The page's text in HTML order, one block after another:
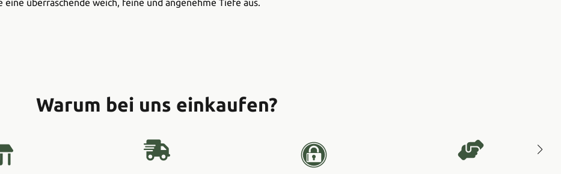
überraschende weich, feine und angenehme Tiefe aus.
Warum bei uns einkaufen?